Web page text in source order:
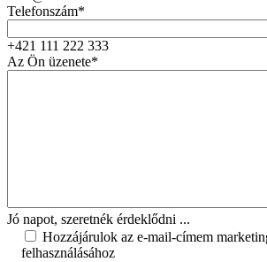
Telefonszám*
+421 111 222 333
Az Ön üzenete*
Jó napot, szeretnék érdeklődni ...
Hozzájárulok az e-mail-címem
felhasználásához